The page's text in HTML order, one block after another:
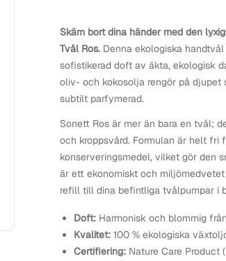
Skäm bort dina händer med den
Tvål Ros. Denna ekologiska
sofistikerad doft av äkta, ekologisk
oliv- och kokosolja rengör på djupet
subtilt parfymerad.
Sonett Ros är mer än bara en tvål;
och kroppsvård. Formulan är helt fri
konserveringsmedel, vilket gör den
är ett ekonomiskt och
refill till dina befintliga tvålpumpar i
Doft: Harmonisk och blommig
Kvalitet: 100 % ekologiska
Certifiering: Nature Care Product